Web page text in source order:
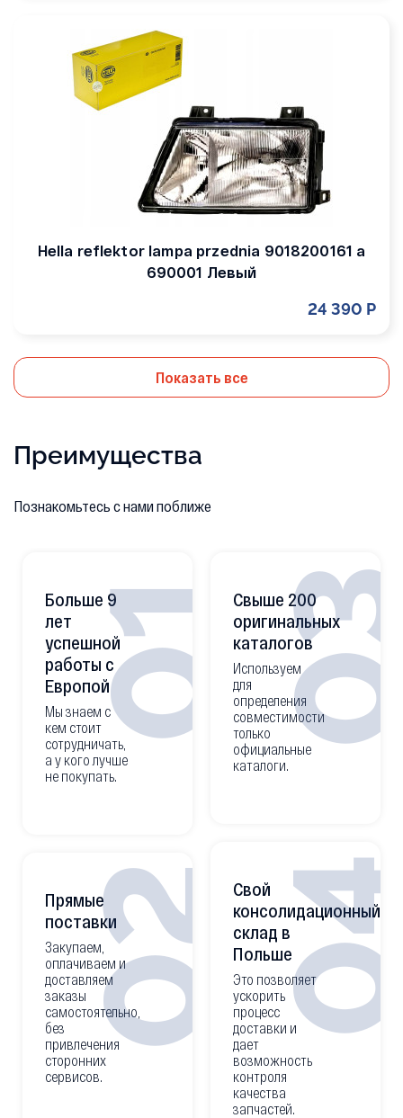
Hella reflektor lampa przednia 9018200161 a
690001 Левый
24 390 Р
Показать все
Преимущества
Познакомьтесь с нами поближе
01
Больше 9
лет
успешной
работы с
Европой
Мы знаем с
кем стоит
сотрудничать,
а у кого лучше
не покупать.
02
Прямые
поставки
Закупаем,
оплачиваем и
доставляем
заказы
самостоятельно,
без
привлечения
сторонних
сервисов.
Свыше 200
оригинальных
каталогов
Используем
для
определения
совместимости
только
официальные
каталоги.
Свой
консолидационный
склад в
Польше
Это позволяет
ускорить
процесс
доставки и
дает
возможность
контроля
качества
запчастей.